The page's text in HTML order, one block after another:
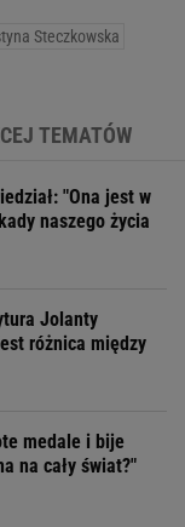
Steczkowska
TEMATÓW
"Ona jest w
naszego życia
Jolanty
różnica między
medale i bije
na cały świat?"